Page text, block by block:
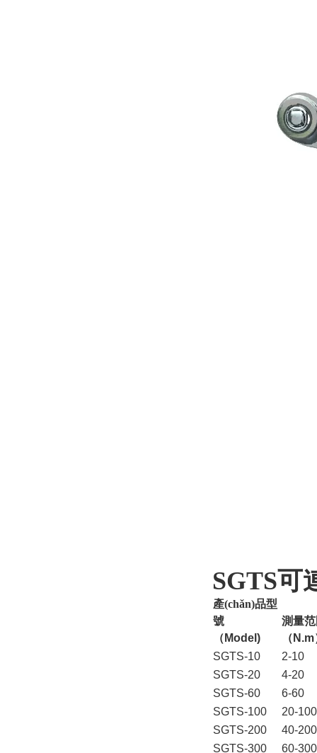
SGTS可
產(chǎn)品型
號
（Model)
測量
（N.m
SGTS-10
2-10
SGTS-20
4-20
SGTS-60
6-60
SGTS-100
20-100
SGTS-200
40-200
SGTS-300
60-300